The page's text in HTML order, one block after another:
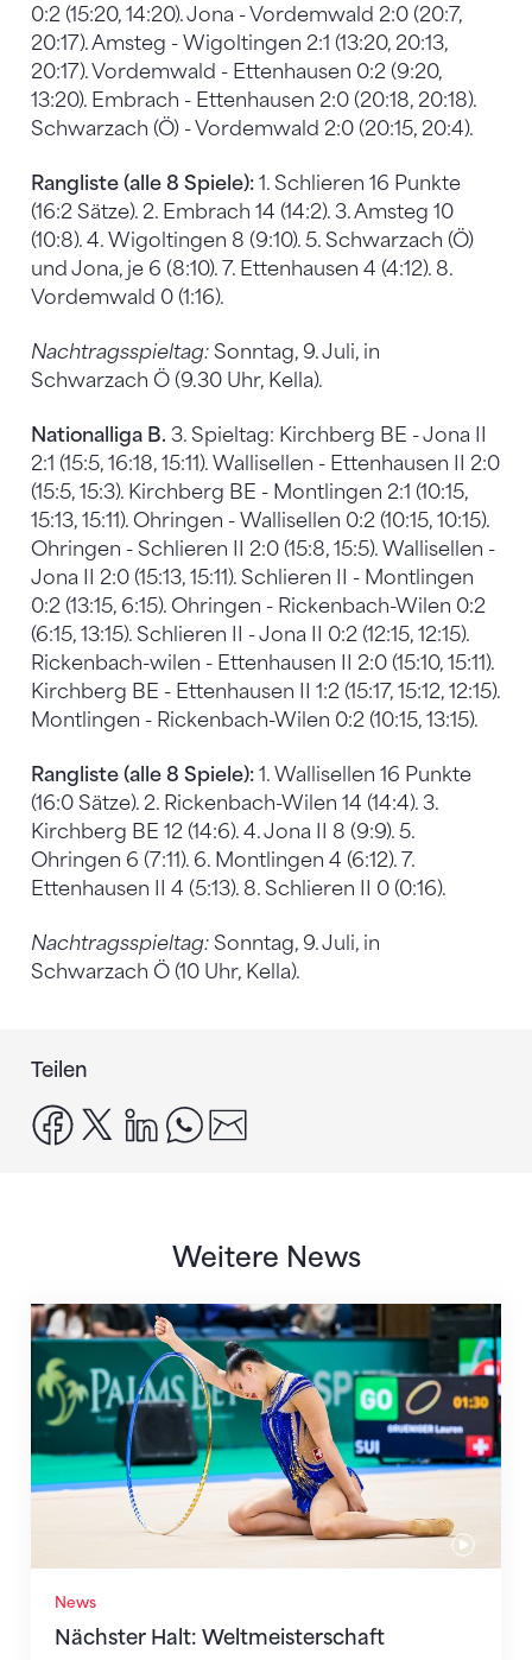
0:2 (15:20, 14:20). Jona - Vordemwald 2:0 (20:7,
20:17). Amsteg - Wigoltingen 2:1 (13:20, 20:13,
20:17). Vordemwald - Ettenhausen 0:2 (9:20,
13:20). Embrach - Ettenhausen 2:0 (20:18, 20:18).
Schwarzach (Ö) - Vordemwald 2:0 (20:15, 20:4).
Rangliste (alle 8 Spiele): 1. Schlieren 16 Punkte
(16:2 Sätze). 2. Embrach 14 (14:2). 3. Amsteg 10
(10:8). 4. Wigoltingen 8 (9:10). 5. Schwarzach (Ö)
und Jona, je 6 (8:10). 7. Ettenhausen 4 (4:12). 8.
Vordemwald 0 (1:16).
Nachtragsspieltag: Sonntag, 9. Juli, in
Schwarzach Ö (9.30 Uhr, Kella).
Nationalliga B. 3. Spieltag: Kirchberg BE - Jona II
2:1 (15:5, 16:18, 15:11). Wallisellen - Ettenhausen II 2:0
(15:5, 15:3). Kirchberg BE - Montlingen 2:1 (10:15,
15:13, 15:11). Ohringen - Wallisellen 0:2 (10:15, 10:15).
Ohringen - Schlieren II 2:0 (15:8, 15:5). Wallisellen -
Jona II 2:0 (15:13, 15:11). Schlieren II - Montlingen
0:2 (13:15, 6:15). Ohringen - Rickenbach-Wilen 0:2
(6:15, 13:15). Schlieren II - Jona II 0:2 (12:15, 12:15).
Rickenbach-wilen - Ettenhausen II 2:0 (15:10, 15:11).
Kirchberg BE - Ettenhausen II 1:2 (15:17, 15:12, 12:15).
Montlingen - Rickenbach-Wilen 0:2 (10:15, 13:15).
Rangliste (alle 8 Spiele): 1. Wallisellen 16 Punkte
(16:0 Sätze). 2. Rickenbach-Wilen 14 (14:4). 3.
Kirchberg BE 12 (14:6). 4. Jona II 8 (9:9). 5.
Ohringen 6 (7:11). 6. Montlingen 4 (6:12). 7.
Ettenhausen II 4 (5:13). 8. Schlieren II 0 (0:16).
Nachtragsspieltag: Sonntag, 9. Juli, in
Schwarzach Ö (10 Uhr, Kella).
Teilen
facebook
x linkedinwhatsapp
Weitere News
News
Nächster Halt: Weltmeisterschaft
Nächster Halt: Weltmeisterschaft